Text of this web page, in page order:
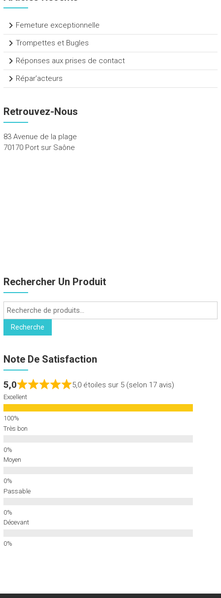
Femeture exceptionnelle
Trompettes et Bugles
Réponses aux prises de contact
Répar’acteurs
Retrouvez-Nous
83 Avenue de la plage
70170 Port sur Saône
Rechercher Un Produit
Recherche
pour :
Recherche
Note De Satisfaction
5,0 5,0 étoiles sur 5 (selon 17 avis)
Excellent
Très bon
Moyen
Passable
Décevant